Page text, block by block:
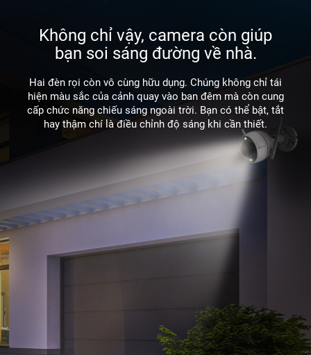
Không chỉ vậy, camera còn giúp
bạn soi sáng đường về nhà.
Hai đèn rọi còn vô cùng hữu dụng. Chúng không chỉ tái
hiện màu sắc của cảnh quay vào ban đêm mà còn cung
cấp chức năng chiếu sáng ngoài trời. Bạn có thể bật, tắt
hay thậm chí là điều chỉnh độ sáng khi cần thiết.